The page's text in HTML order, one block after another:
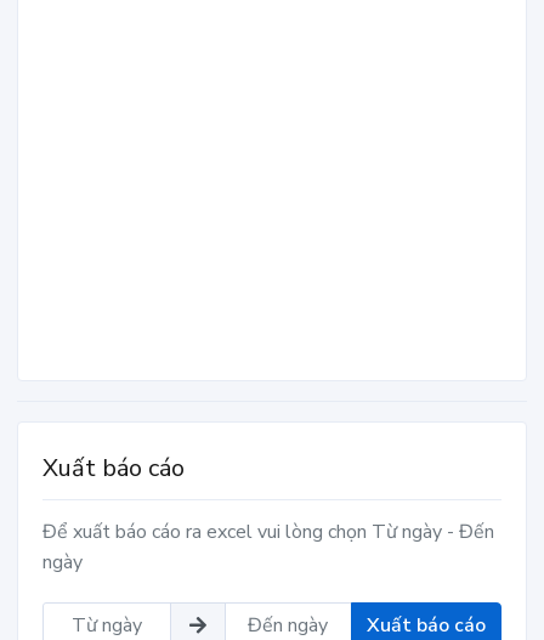
Xuất báo cáo
Để xuất báo cáo ra excel vui lòng chọn Từ ngày - Đến
ngày
Xuất báo cáo